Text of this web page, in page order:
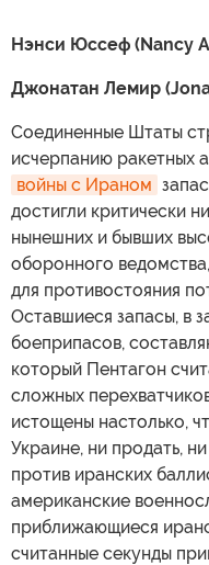
Нэнси Юссеф (Nancy
Джонатан Лемир
Соединенные Штаты
исчерпанию ракетных
войны с Ираном
достигли критически
нынешних и бывших
оборонного
для противостояния
Оставшиеся запасы, в
боеприпасов,
который Пентагон
сложных
истощены настолько,
Украине, ни продать,
против иранских
американские
приближающиеся
считанные секунды